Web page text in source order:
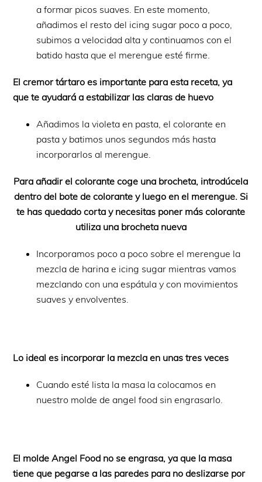
a formar picos suaves. En este momento,
añadimos el resto del icing sugar poco a poco,
subimos a velocidad alta y continuamos con el
batido hasta que el merengue esté firme.
El cremor tártaro es importante para esta receta, ya
que te ayudará a estabilizar las claras de huevo
Añadimos la violeta en pasta, el colorante en
pasta y batimos unos segundos más hasta
incorporarlos al merengue.
Para añadir el colorante coge una brocheta, introdúcela
dentro del bote de colorante y luego en el merengue. Si
te has quedado corta y necesitas poner más colorante
utiliza una brocheta nueva
Incorporamos poco a poco sobre el merengue la
mezcla de harina e icing sugar mientras vamos
mezclando con una espátula y con movimientos
suaves y envolventes.
Lo ideal es incorporar la mezcla en unas tres veces
Cuando esté lista la masa la colocamos en
nuestro molde de angel food sin engrasarlo.
El molde Angel Food no se engrasa, ya que la masa
tiene que pegarse a las paredes para no deslizarse por